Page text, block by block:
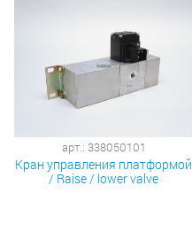
арт.: 338050101
Кран управления платформой
/ Raise / lower valve